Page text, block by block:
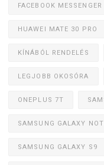
FACEBOOK MESSENGER
HUAWEI MATE 30 PRO
KÍNÁBÓL RENDELÉS
LEGJOBB OKOSÓRA
ONEPLUS 7T
SAMSUNG GALAXY
SAMSUNG GALAXY S9